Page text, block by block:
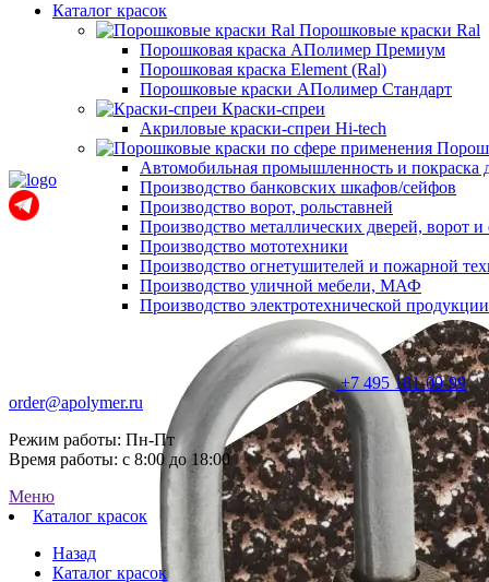
Каталог красок
Порошковые краски Ral
Порошковая краска АПолимер Премиум
Порошковая краска Element (Ral)
Порошковые краски АПолимер Стандарт
Краски-спреи
Акриловые краски-спреи Hi-tech
Автомобильная промышленность и покраска
Производство банковских шкафов/сейфов
Производство ворот, рольставней
Производство металлических дверей, ворот
Производство мототехники
Производство огнетушителей и пожарной
Производство уличной мебели, МАФ
Производство электротехнической продукции
+7 495 181-09-99
order@apolymer.ru
Режим работы: Пн-Пт
Время работы: с 8:00 до 18:00
Меню
Каталог красок
Назад
Каталог красок